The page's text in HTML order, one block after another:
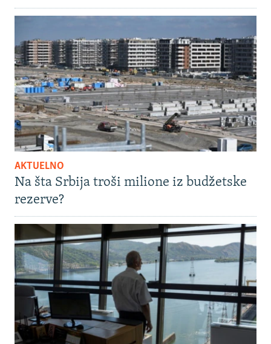
AKTUELNO
Na šta Srbija troši milione iz budžetske
rezerve?